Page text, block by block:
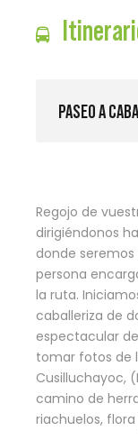
PASEO A
Regojo de
dirigiéndonos
donde seremos
persona
la ruta.
caballeriza de
espectacular
tomar fotos de
Cusilluchayoc,
camino de
riachuelos,